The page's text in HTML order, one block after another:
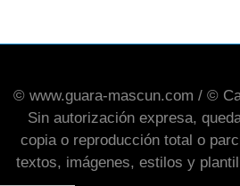
© www.guara-mascun.com / ©
Sin autorización expresa,
copia o reproducción total o
textos, imágenes, estilos y